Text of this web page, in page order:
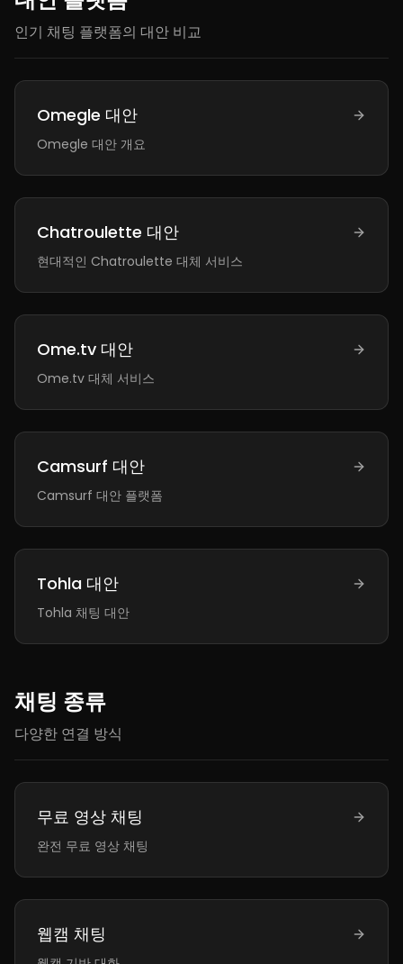
인기 채팅 플랫폼의 대안 비교
Omegle 대안
Omegle 대안 개요
Chatroulette 대안
현대적인 Chatroulette 대체 서비스
Ome.tv 대안
Ome.tv 대체 서비스
Camsurf 대안
Camsurf 대안 플랫폼
Tohla 대안
Tohla 채팅 대안
채팅 종류
다양한 연결 방식
무료 영상 채팅
완전 무료 영상 채팅
웹캠 채팅